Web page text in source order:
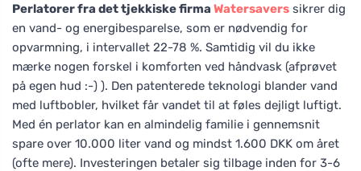
Perlatorer fra det tjekkiske firma Watersavers sikrer dig
en vand- og energibesparelse, som er nødvendig for
opvarmning, i intervallet 22-78 %. Samtidig vil du ikke
mærke nogen forskel i komforten ved håndvask (afprøvet
på egen hud :-) ). Den patenterede teknologi blander vand
med luftbobler, hvilket får vandet til at føles dejligt luftigt.
Med én perlator kan en almindelig familie i gennemsnit
spare over 10.000 liter vand og mindst 1.600 DKK om året
(ofte mere). Investeringen betaler sig tilbage inden for 3-6